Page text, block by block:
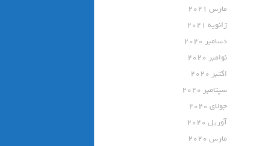
مارس 2021
ژانویه 2021
دسامبر 2020
نوامبر 2020
اکتبر 2020
سپتامبر 2020
جولای 2020
آوریل 2020
مارس 2020